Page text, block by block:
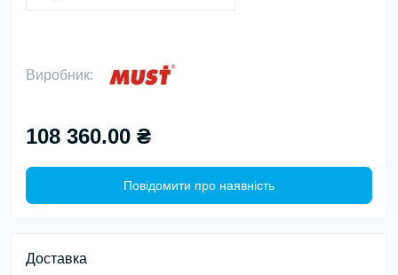
Виробник:
108 360.00 ₴
Повідомити про наявність
Доставка